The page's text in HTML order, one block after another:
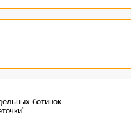
ботинок.